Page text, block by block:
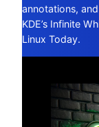
annotations,
KDE’s Infinite
Linux Today.